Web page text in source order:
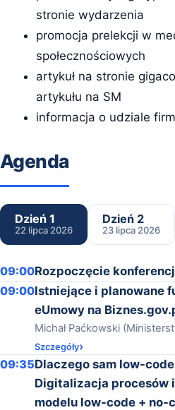
stronie wydarzenia
promocja prelekcji w
społecznościowych
artykuł na stronie
artykułu na SM
informacja o udziale
Agenda
Dzień 1
22 lipca 2026
Dzień 2
23 lipca 2026
09:00Rozpoczęcie
09:00Istniejące i planowane
eUmowy na
Michał Paćkowski
Szczegóły
09:35Dlaczego sam low-
Digitalizacja procesów
modelu low-code + no-